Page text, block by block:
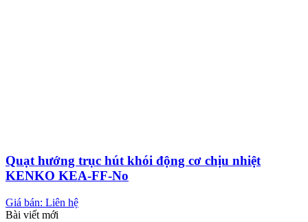
Quạt hướng trục hút khói động cơ chịu nhiệt
KENKO KEA-FF-No
Giá bán: Liên hệ
Bài viết mới